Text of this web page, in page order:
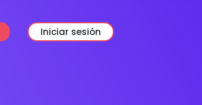
Iniciar sesión